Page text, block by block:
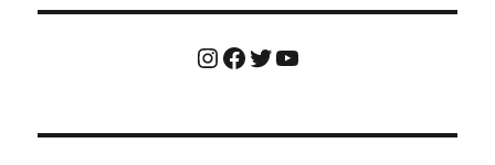
Instagram
Facebook
Twitter
YouTube